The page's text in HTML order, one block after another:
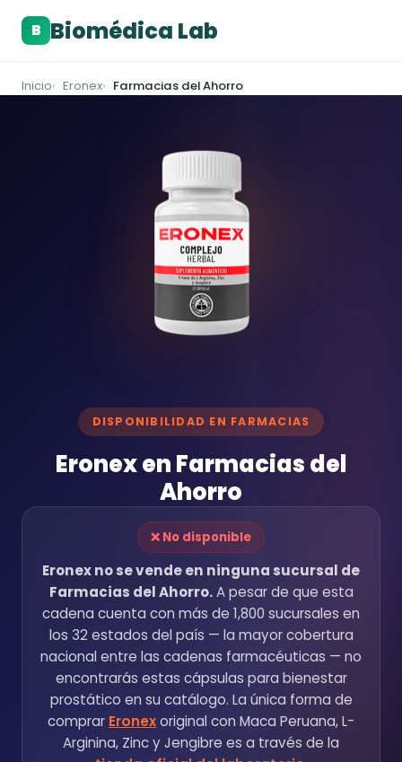
B Biomédica Lab
Inicio Eronex Farmacias del Ahorro
DISPONIBILIDAD EN FARMACIAS
Eronex en Farmacias del
Ahorro
❌ No disponible
Eronex no se vende en ninguna sucursal de
Farmacias del Ahorro.A pesar de que esta
cadena cuenta con más de 1,800 sucursales en
los 32 estados del país — la mayor cobertura
nacional entre las cadenas farmacéuticas — no
encontrarás estas cápsulas para bienestar
prostático en su catálogo. La única forma de
comprar Eronexoriginal con Maca Peruana, L-
Arginina, Zinc y Jengibre es a través de la